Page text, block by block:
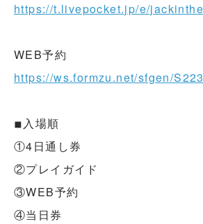
https://t.livepocket.jp/e/
WEB予約
https://ws.formzu.net/sfgen/
◾︎入場順
①4日通し券
②プレイガイド
③WEB予約
④当日券